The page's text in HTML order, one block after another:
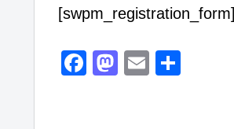
[swpm_registration_form]
F
M
E